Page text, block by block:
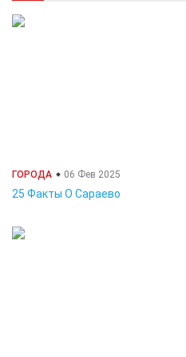
ГОРОДА 06 Фев 2025
25 Факты О Сараево